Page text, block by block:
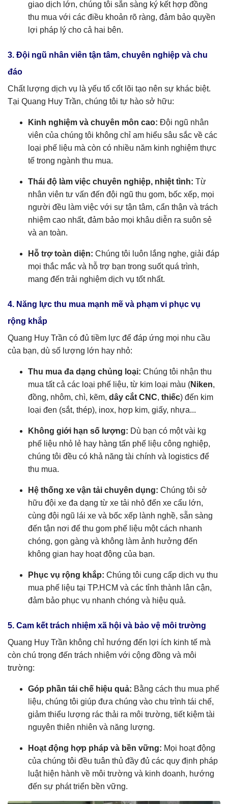
giao dịch lớn, chúng tôi sẵn sàng ký kết hợp đồng
thu mua với các điều khoản rõ ràng, đảm bảo quyền
lợi pháp lý cho cả hai bên.
3. Đội ngũ nhân viên tận tâm, chuyên nghiệp và chu
đáo
Chất lượng dịch vụ là yếu tố cốt lõi tạo nên sự khác biệt.
Tại Quang Huy Trần, chúng tôi tự hào sở hữu:
Kinh nghiệm và chuyên môn cao: Đội ngũ nhân
viên của chúng tôi không chỉ am hiểu sâu sắc về các
loại phế liệu mà còn có nhiều năm kinh nghiệm thực
tế trong ngành thu mua.
Thái độ làm việc chuyên nghiệp, nhiệt tình: Từ
nhân viên tư vấn đến đội ngũ thu gom, bốc xếp, mọi
người đều làm việc với sự tận tâm, cẩn thận và trách
nhiệm cao nhất, đảm bảo mọi khâu diễn ra suôn sẻ
và an toàn.
Hỗ trợ toàn diện: Chúng tôi luôn lắng nghe, giải đáp
mọi thắc mắc và hỗ trợ bạn trong suốt quá trình,
mang đến trải nghiệm dịch vụ tốt nhất.
4. Năng lực thu mua mạnh mẽ và phạm vi phục vụ
rộng khắp
Quang Huy Trần có đủ tiềm lực để đáp ứng mọi nhu cầu
của bạn, dù số lượng lớn hay nhỏ:
Thu mua đa dạng chủng loại: Chúng tôi nhận thu
mua tất cả các loại phế liệu, từ kim loại màu (Niken,
đồng, nhôm, chì, kẽm, dây cắt CNC, thiếc) đến kim
loại đen (sắt, thép), inox, hợp kim, giấy, nhựa...
Không giới hạn số lượng: Dù bạn có một vài kg
phế liệu nhỏ lẻ hay hàng tấn phế liệu công nghiệp,
chúng tôi đều có khả năng tài chính và logistics để
thu mua.
Hệ thống xe vận tải chuyên dụng: Chúng tôi sở
hữu đội xe đa dạng từ xe tải nhỏ đến xe cẩu lớn,
cùng đội ngũ lái xe và bốc xếp lành nghề, sẵn sàng
đến tận nơi để thu gom phế liệu một cách nhanh
chóng, gọn gàng và không làm ảnh hưởng đến
không gian hay hoạt động của bạn.
Phục vụ rộng khắp: Chúng tôi cung cấp dịch vụ thu
mua phế liệu tại TP.HCM và các tỉnh thành lân cận,
đảm bảo phục vụ nhanh chóng và hiệu quả.
5. Cam kết trách nhiệm xã hội và bảo vệ môi trường
Quang Huy Trần không chỉ hướng đến lợi ích kinh tế mà
còn chú trọng đến trách nhiệm với cộng đồng và môi
trường:
Góp phần tái chế hiệu quả: Bằng cách thu mua phế
liệu, chúng tôi giúp đưa chúng vào chu trình tái chế,
giảm thiểu lượng rác thải ra môi trường, tiết kiệm tài
nguyên thiên nhiên và năng lượng.
Hoạt động hợp pháp và bền vững: Mọi hoạt động
của chúng tôi đều tuân thủ đầy đủ các quy định pháp
luật hiện hành về môi trường và kinh doanh, hướng
đến sự phát triển bền vững.